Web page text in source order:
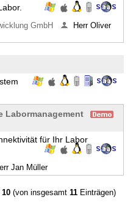
GmbH
Herr Oliver
Labormanagement
für Ihr Labor
Jan Müller
10(von insgesamt 11Einträgen)